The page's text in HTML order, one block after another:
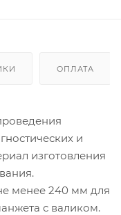
ОПЛАТА
и
изготовления
менее 240 мм для
с валиком.